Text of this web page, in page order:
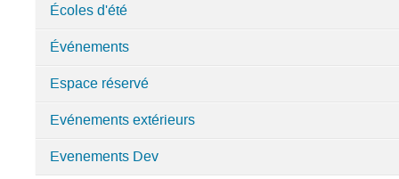
Écoles d'été
Événements
Espace réservé
Evénements extérieurs
Evenements Dev